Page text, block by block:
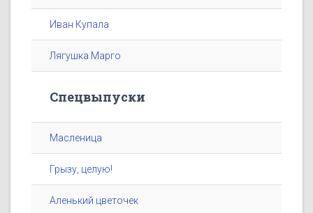
Иван Купала
Лягушка Марго
Спецвыпуски
Масленица
Грызу, целую!
Аленький цветочек